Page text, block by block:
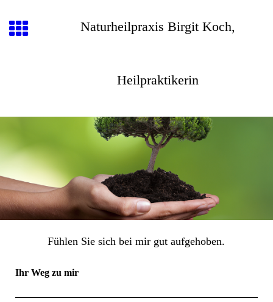
Naturheilpraxis Birgit Koch,
Heilpraktikerin
Fühlen Sie sich bei mir gut aufgehoben.
Ihr Weg zu mir